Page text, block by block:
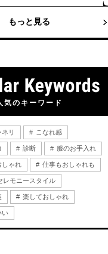
もっと見る
気のキーワード
リ こなれ感
診断 服のお手入れ
しゃれ 仕事もおしゃれも
レモニースタイル
楽しておしゃれ
い